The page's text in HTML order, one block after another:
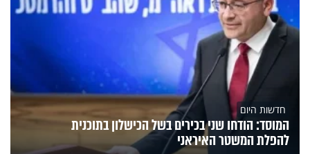
חדשות היום
המוסד: הודחו שני בכירים בשל הכישלון בתוכנית
להפלת המשטר האיראני